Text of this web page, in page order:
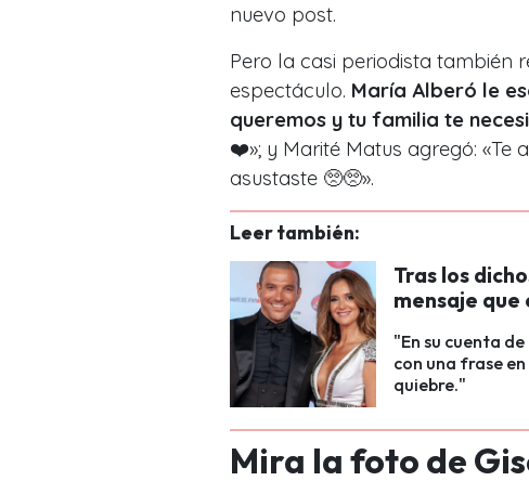
nuevo post.
Pero la casi periodista también
espectáculo. María Alberó le
queremos y tu familia te
❤️»; y Marité Matus agregó: «Te
asustaste 🥺🥺».
Leer también:
Tras los
mensaje
"En su cuenta
con una frase
quiebre."
Mira la foto de